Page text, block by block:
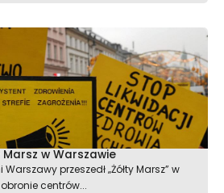
Marsz w Warszawie
przeszedł „Żółty Marsz” w
obronie centrów...